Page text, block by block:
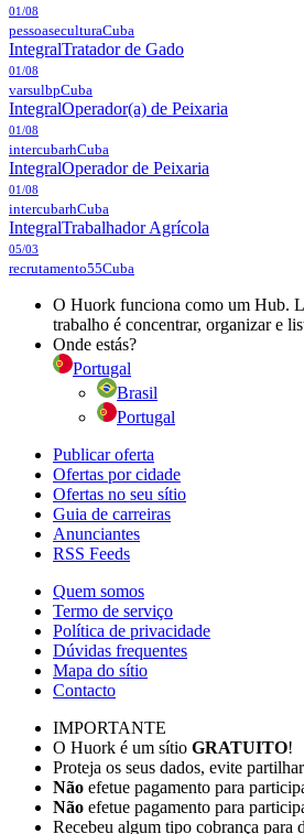
01/08
pessoaseculturaCuba
IntegralTratador de Gado
01/08
varsulbpCuba
IntegralOperador(a) de Peixaria
01/08
intercubarhCuba
IntegralOperador de Peixaria
01/08
intercubarhCuba
IntegralTrabalhador Agrícola
05/03
recrutamento55Cuba
O Huork funciona como um Hub.
trabalho é concentrar, organizar e
Onde estás?
Portugal
Brasil
Portugal
Publicar oferta
Ofertas por cidade
Ofertas no seu sítio
Guia de carreiras
Anunciantes
RSS Feeds
Quem somos
Termo de serviço
Política de privacidade
Dúvidas frequentes
Mapa do sítio
Contacto
IMPORTANTE
O Huork é um sítio GRATUITO!
Proteja os seus dados, evite
Não efetue pagamento para
Não efetue pagamento para
Recebeu algum tipo cobrança para